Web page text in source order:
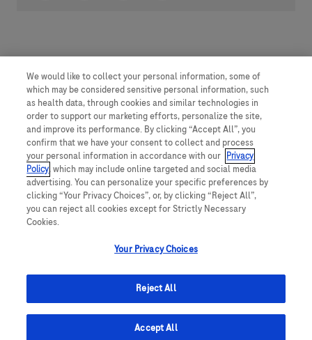
We would like to collect your personal information, some of
which may be considered sensitive personal information, such
as health data, through cookies and similar technologies in
order to support our marketing efforts, personalize the site,
and improve its performance. By clicking “Accept All”, you
confirm that we have your consent to collect and process
your personal information in accordance with our Privacy
Policy, which may include online targeted and social media
advertising. You can personalize your specific preferences by
clicking “Your Privacy Choices”, or, by clicking “Reject All”,
you can reject all cookies except for Strictly Necessary
Cookies.
Your Privacy Choices
Reject All
Accept All